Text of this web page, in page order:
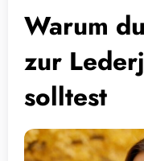
Warum
zur
solltest